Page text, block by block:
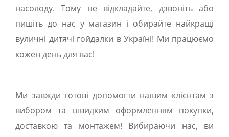
насолоду. Тому не відкладайте, дзвоніть або
пишіть до нас у магазин і обирайте найкращі
вуличні дитячі гойдалки в Україні! Ми працюємо
кожен день для вас!
Ми завжди готові допомогти нашим клієнтам з
вибором та швидким оформленням покупки,
доставкою та монтажем! Вибираючи нас, ви